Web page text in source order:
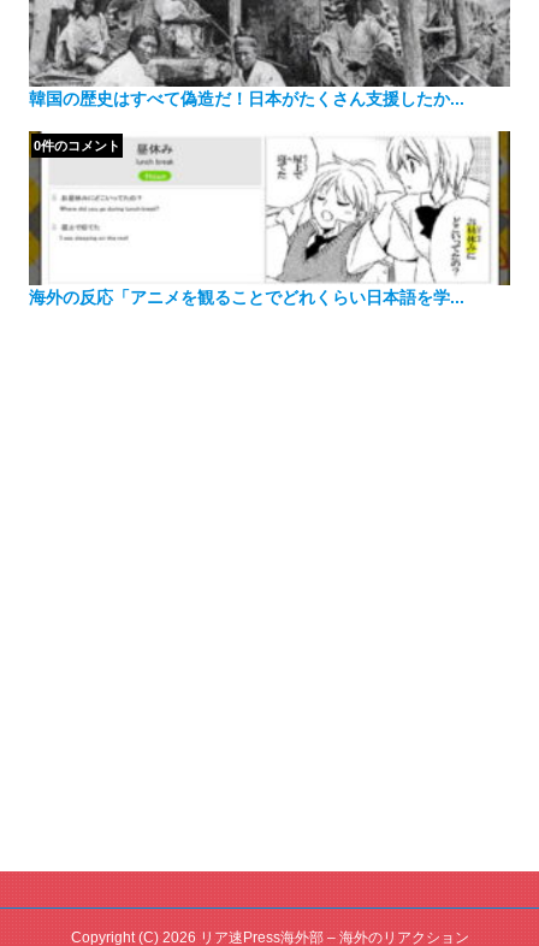
韓国の歴史はすべて偽造だ！日本がたくさん支援したか...
海外の反応「アニメを観ることでどれくらい日本語を学...
0件のコメント
Copyright (C) 2026 リア速Press海外部 – 海外のリアクション